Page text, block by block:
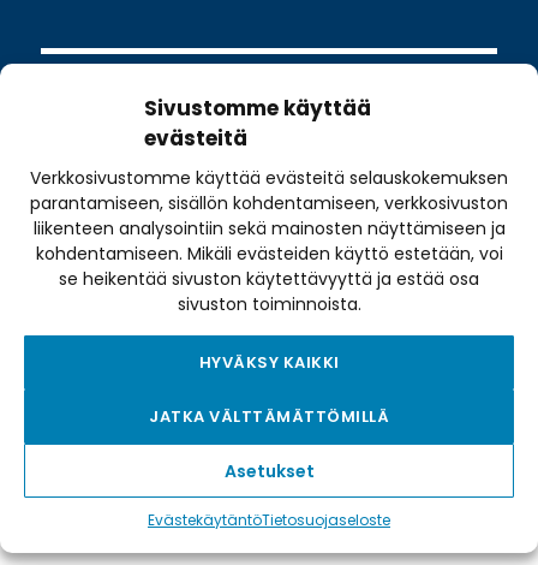
Sivustomme käyttää
evästeitä
Verkkosivustomme käyttää evästeitä selauskokemuksen
parantamiseen, sisällön kohdentamiseen, verkkosivuston
liikenteen analysointiin sekä mainosten näyttämiseen ja
kohdentamiseen. Mikäli evästeiden käyttö estetään, voi
se heikentää sivuston käytettävyyttä ja estää osa
sivuston toiminnoista.
HYVÄKSY KAIKKI
JATKA VÄLTTÄMÄTTÖMILLÄ
Asetukset
EvästekäytäntöTietosuojaseloste
Valimotie 10
00380 Helsinki
toimisto@pyoraily.fi
+358 50 516 9590
Tietosuojaseloste
Evästekäytäntö
Saavutettavuusseloste
Sivukartta